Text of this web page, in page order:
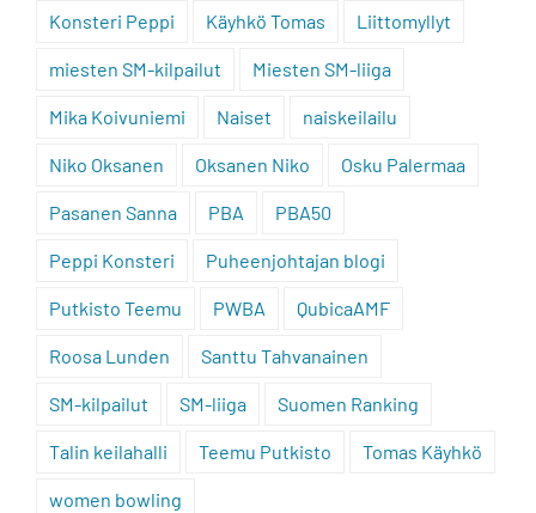
Konsteri Peppi Käyhkö Tomas Liittomyllyt
miesten SM-kilpailut Miesten SM-liiga
Mika Koivuniemi Naiset naiskeilailu
Niko Oksanen Oksanen Niko Osku Palermaa
Pasanen Sanna PBA PBA50
Peppi Konsteri Puheenjohtajan blogi
Putkisto Teemu PWBA QubicaAMF
Roosa Lunden Santtu Tahvanainen
SM-kilpailut SM-liiga Suomen Ranking
Talin keilahalli Teemu Putkisto Tomas Käyhkö
women bowling